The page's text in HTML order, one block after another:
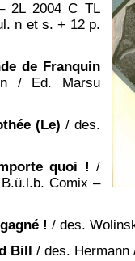
2L 2004 C TL
n et s. + 12 p.
de Franquin
/ Ed. Marsu
(Le) / des.
quoi ! /
Comix –
! / des.
Bill / des. Hermann